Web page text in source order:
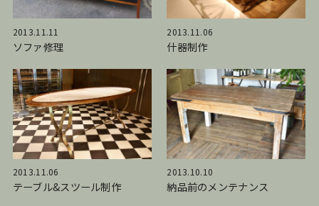
2013.11.11
ソファ修理
2013.11.06
什器制作
2013.11.06
テーブル&スツール制作
2013.10.10
納品前のメンテナンス